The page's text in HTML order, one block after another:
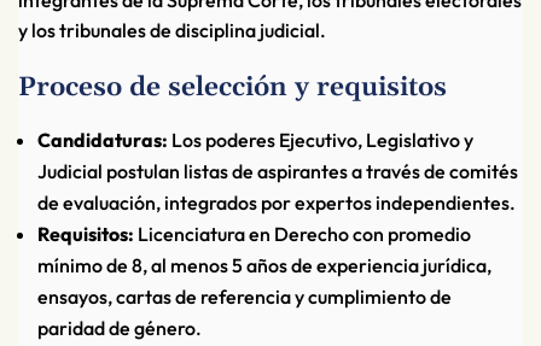
y los tribunales de disciplina judicial.
Proceso de selección y requisitos
Candidaturas: Los poderes Ejecutivo, Legislativo y
Judicial postulan listas de aspirantes a través de comités
de evaluación, integrados por expertos independientes.
Requisitos: Licenciatura en Derecho con promedio
mínimo de 8, al menos 5 años de experiencia jurídica,
ensayos, cartas de referencia y cumplimiento de
paridad de género.